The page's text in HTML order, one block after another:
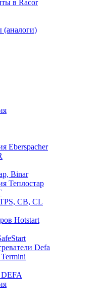
в Racor
(аналоги)
Eberspacher
Binar
Теплостар
CB, CL
Hotstart
Defa